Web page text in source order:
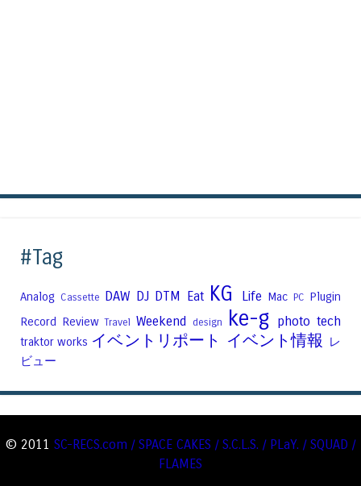
#Tag
Analog Cassette DAW DJ DTM Eat KG Life Mac PC Plugin
Record Review Travel Weekend design ke-g photo tech
traktor works イベントリポート イベント情報
レ
ビュー
© 2011 SC-RECS.com / SPACE CAKES / S.C.L.S. / PLaY. / SQUAD /
FLAMES